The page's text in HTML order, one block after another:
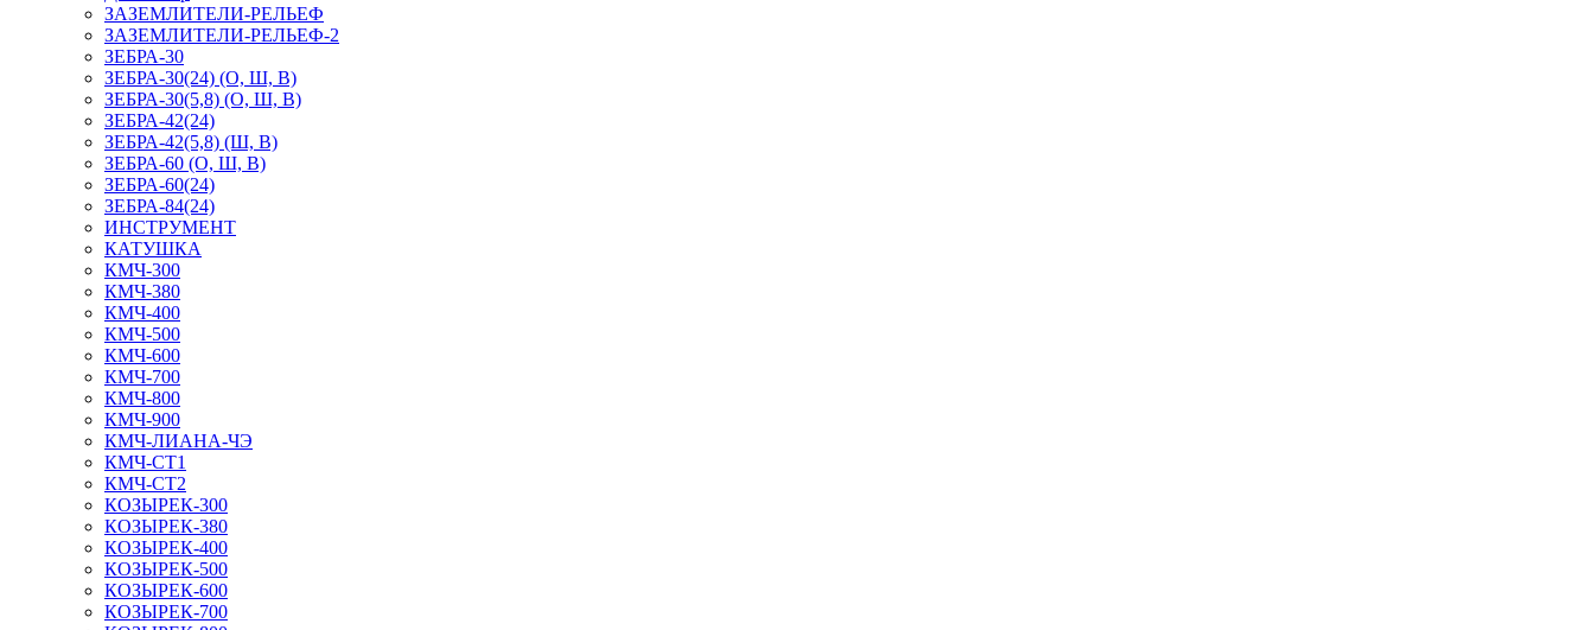
ЗАЗЕМЛИТЕЛИ-РЕЛЬЕФ
ЗАЗЕМЛИТЕЛИ-РЕЛЬЕФ-2
ЗЕБРА-30
ЗЕБРА-30(24) (О, Ш, В)
ЗЕБРА-30(5,8) (О, Ш, В)
ЗЕБРА-42(24)
ЗЕБРА-42(5,8) (Ш, В)
ЗЕБРА-60 (О, Ш, В)
ЗЕБРА-60(24)
ЗЕБРА-84(24)
ИНСТРУМЕНТ
КАТУШКА
КМЧ-300
КМЧ-380
КМЧ-400
КМЧ-500
КМЧ-600
КМЧ-700
КМЧ-800
КМЧ-900
КМЧ-ЛИАНА-ЧЭ
КМЧ-СТ1
КМЧ-СТ2
КОЗЫРЕК-300
КОЗЫРЕК-380
КОЗЫРЕК-400
КОЗЫРЕК-500
КОЗЫРЕК-600
КОЗЫРЕК-700